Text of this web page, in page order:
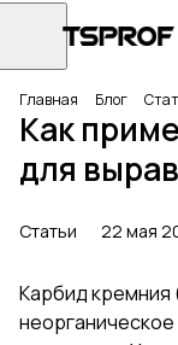
Главная Блог
Как
для
Статьи 22 мая
Карбид